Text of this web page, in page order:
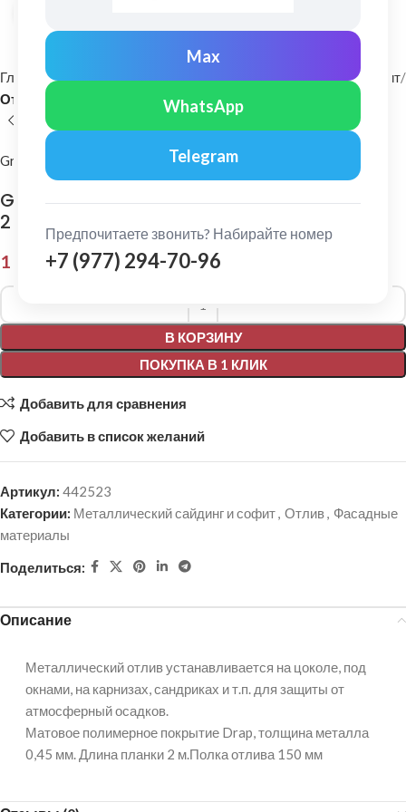
Max
WhatsApp
Telegram
Предпочитаете звонить? Набирайте номер
+7 (977) 294-70-96
Главная Фасадные материалы Металлический сайдинг и софит
Отлив
Grand Line
Grand Line: Отлив простой 150 Drap 0,45 мм
2 м.
1 455,00 ₽
В КОРЗИНУ
ПОКУПКА В 1 КЛИК
Alternative:
Добавить для сравнения
Добавить в список желаний
Артикул: 442523
Категории: Металлический сайдинг и софит, Отлив, Фасадные
материалы
Поделиться:
Описание
Металлический отлив устанавливается на цоколе, под
окнами, на карнизах, сандриках и т.п. для защиты от
атмосферный осадков.
Матовое полимерное покрытие Drap, толщина металла
0,45 мм. Длина планки 2 м.Полка отлива 150 мм